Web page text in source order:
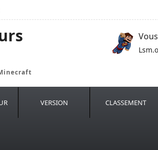
VERSION CLASSEMENT